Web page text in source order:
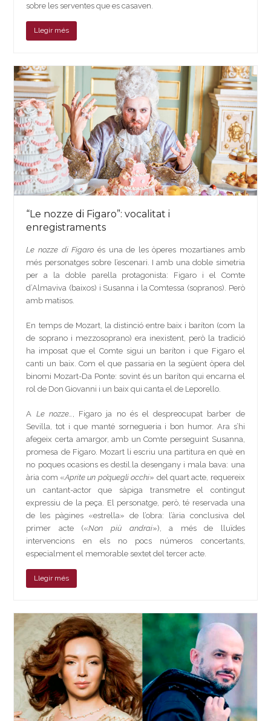
sobre les serventes que es casaven.
Llegir més
“Le nozze di Figaro”: vocalitat i
enregistraments
Le nozze di Figaro és una de les òperes mozartianes amb
més personatges sobre l’escenari. I amb una doble simetria
per a la doble parella protagonista: Figaro i el Comte
d’Almaviva (baixos) i Susanna i la Comtessa (sopranos). Però
amb matisos.
En temps de Mozart, la distinció entre baix i baríton (com la
de soprano i mezzosoprano) era inexistent, però la tradició
ha imposat que el Comte sigui un baríton i que Figaro el
canti un baix. Com el que passaria en la següent òpera del
binomi Mozart-Da Ponte: sovint és un baríton qui encarna el
rol de Don Giovanni i un baix qui canta el de Leporello.
A Le nozze…
, Figaro ja no és el despreocupat barber de
Sevilla, tot i que manté sornegueria i bon humor. Ara s’hi
afegeix certa amargor, amb un Comte perseguint Susanna,
promesa de Figaro. Mozart li escriu una partitura en què en
no poques ocasions es destil.la desengany i mala bava: una
ària com «Aprite un po’quegli occhi» del quart acte, requereix
un cantant-actor que sàpiga transmetre el contingut
expressiu de la peça. El personatge, però, té reservada una
de les pàgines «estrella» de l’obra: l’ària conclusiva del
primer acte («Non più andrai»), a més de lluïdes
intervencions en els no pocs números concertants,
especialment el memorable sextet del tercer acte.
Llegir més